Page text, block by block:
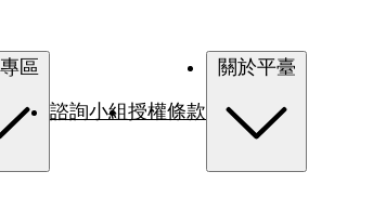
諮詢小組授權條款